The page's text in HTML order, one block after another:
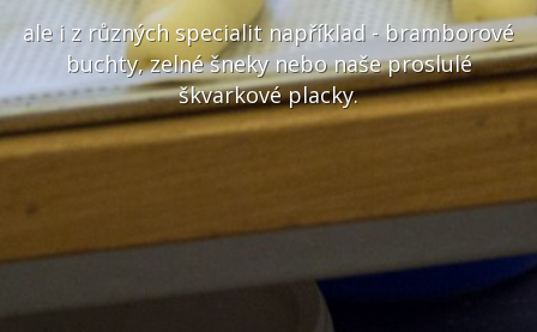
ale i z různých specialit například - bramborové
buchty, zelné šneky nebo naše proslulé
škvarkové placky.